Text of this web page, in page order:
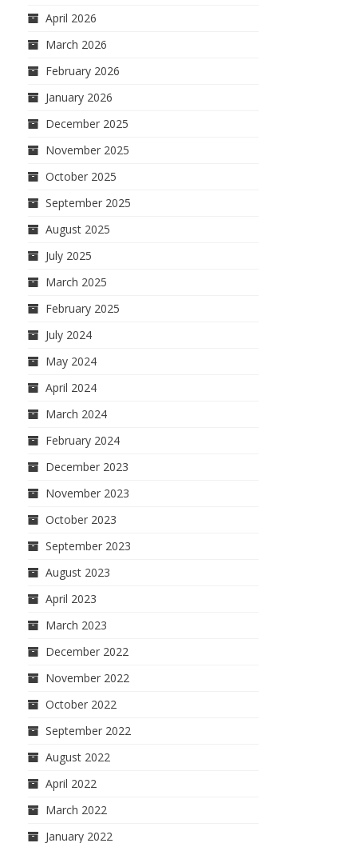
April 2026
March 2026
February 2026
January 2026
December 2025
November 2025
October 2025
September 2025
August 2025
July 2025
March 2025
February 2025
July 2024
May 2024
April 2024
March 2024
February 2024
December 2023
November 2023
October 2023
September 2023
August 2023
April 2023
March 2023
December 2022
November 2022
October 2022
September 2022
August 2022
April 2022
March 2022
January 2022